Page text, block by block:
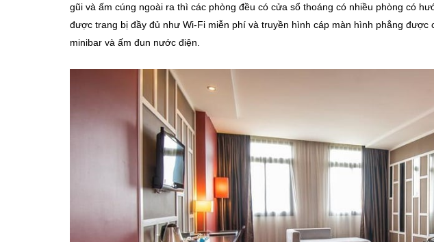
gũi và ấm cúng ngoài ra thì các phòng đều có cửa sổ thoáng có nhiều phòng có
được trang bị đầy đủ như Wi-Fi miễn phí và truyền hình cáp màn hình phẳng được
minibar và ấm đun nước điện.